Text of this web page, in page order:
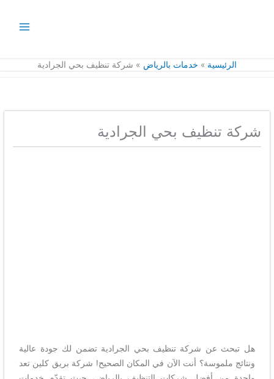
الرئيسية خدمات بالرياض شركة تنظيف بحي الجرادية
شركة تنظيف بحي الجرادية
هل تبحث عن شركة تنظيف بحي الجرادية تضمن لك جودة عالية
ونتائج ملموسة؟ أنت الآن في المكان الصحيح! شركة بريق كلين تعد